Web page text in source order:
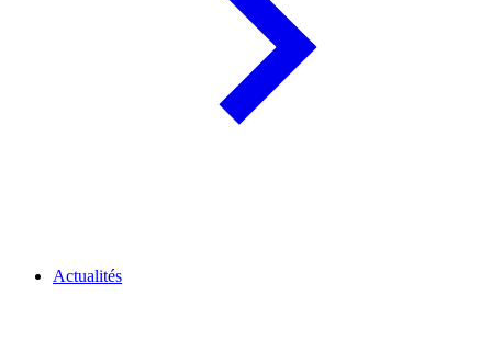
Actualités